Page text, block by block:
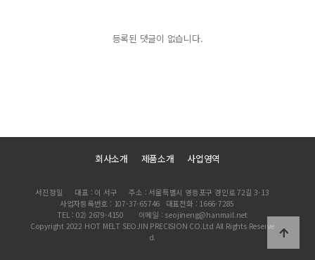
등록된 댓글이 없습니다.
회사소개 제품소개 사업영역
서진정밀 대표 : 이 서구
주소 : 서울특별시 영등포구 경인로 72길 3-13
사업자등록번호 : 107-37-65746 대표전화 : 1666-7285
TEL : 02) 2679-4150
이메일 : seojineng@hanmail.net
Copyright 2022 HOT MELT SEOJIN PRECISION CO.Ltd All Rights Reserve
d.